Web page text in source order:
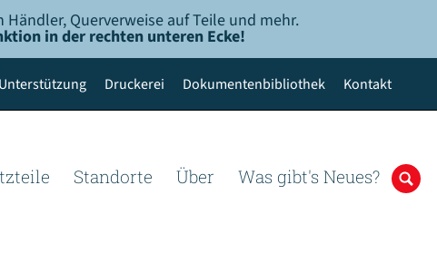
Querverweise auf Teile und mehr.
in der rechten unteren Ecke!
Unterstützung Druckerei Dokumentenbibliothek Kontakt
Standorte Über Was gibt's Neues?